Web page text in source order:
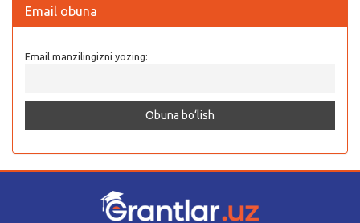
Email obuna
Email manzilingizni yozing: